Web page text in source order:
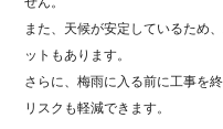
また、天候が安定しているため
ットもあります。
さらに、梅雨に入る前に工事を
リスクも軽減できます。